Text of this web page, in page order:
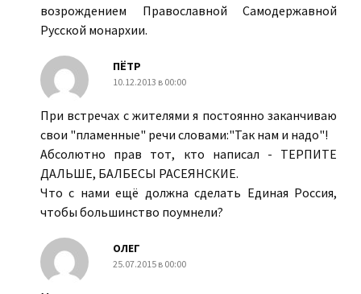
возрождением Православной Самодержавной
Русской монархии.
ПЁТР
10.12.2013 в 00:00
При встречах с жителями я постоянно заканчиваю
свои "пламенные" речи словами:"Так нам и надо"!
Абсолютно прав тот, кто написал - ТЕРПИТЕ
ДАЛЬШЕ, БАЛБЕСЫ РАСЕЯНСКИЕ.
Что с нами ещё должна сделать Единая Россия,
чтобы большинство поумнели?
ОЛЕГ
25.07.2015 в 00:00